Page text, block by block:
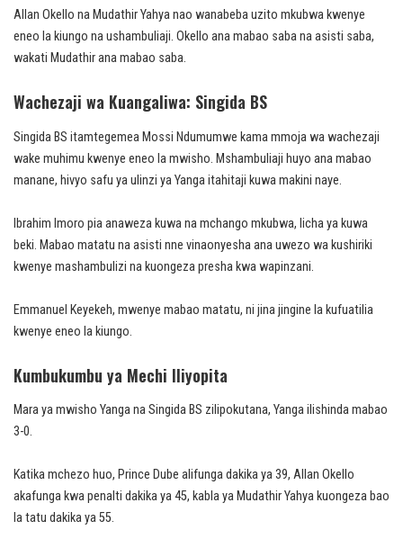
Allan Okello na Mudathir Yahya nao wanabeba uzito mkubwa kwenye
eneo la kiungo na ushambuliaji. Okello ana mabao saba na asisti saba,
wakati Mudathir ana mabao saba.
Wachezaji wa Kuangaliwa: Singida BS
Singida BS itamtegemea Mossi Ndumumwe kama mmoja wa wachezaji
wake muhimu kwenye eneo la mwisho. Mshambuliaji huyo ana mabao
manane, hivyo safu ya ulinzi ya Yanga itahitaji kuwa makini naye.
Ibrahim Imoro pia anaweza kuwa na mchango mkubwa, licha ya kuwa
beki. Mabao matatu na asisti nne vinaonyesha ana uwezo wa kushiriki
kwenye mashambulizi na kuongeza presha kwa wapinzani.
Emmanuel Keyekeh, mwenye mabao matatu, ni jina jingine la kufuatilia
kwenye eneo la kiungo.
Kumbukumbu ya Mechi Iliyopita
Mara ya mwisho Yanga na Singida BS zilipokutana, Yanga ilishinda mabao
3-0.
Katika mchezo huo, Prince Dube alifunga dakika ya 39, Allan Okello
akafunga kwa penalti dakika ya 45, kabla ya Mudathir Yahya kuongeza bao
la tatu dakika ya 55.